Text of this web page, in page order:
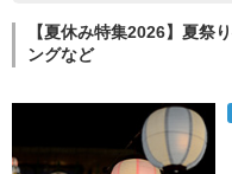
【夏休み特集2026】夏祭
ングなど